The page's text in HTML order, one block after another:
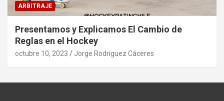
ARBITRAJE
Presentamos y Explicamos El Cambio de
Reglas en el Hockey
octubre 10, 2023 Jorge Rodríguez Cáceres